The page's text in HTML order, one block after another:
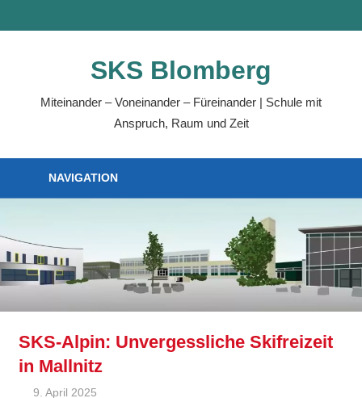
SKS Blomberg
Miteinander – Voneinander – Füreinander | Schule mit
Anspruch, Raum und Zeit
NAVIGATION
SKS-Alpin: Unvergessliche Skifreizeit
in Mallnitz
9. April 2025